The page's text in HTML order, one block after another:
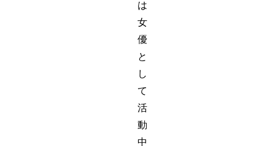
は
女
優
と
し
て
活
動
中